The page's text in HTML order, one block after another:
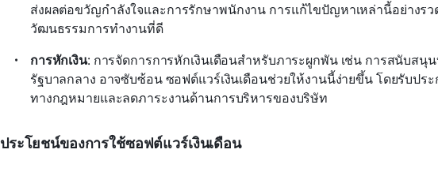
ส่งผลต่อขวัญกำลังใจและการรักษาพนักงาน การแก้ไขปัญหาเหล่านี้อย่างรว
วัฒนธรรมการทำงานที่ดี
การหักเงิน: การจัดการการหักเงินเดือนสำหรับภาระผูกพัน เช่น การสนับสนุ
รัฐบาลกลาง อาจซับซ้อน ซอฟต์แวร์เงินเดือนช่วยให้งานนี้ง่ายขึ้น โดยรับป
ทางกฎหมายและลดภาระงานด้านการบริหารของบริษัท
ประโยชน์ของการใช้ซอฟต์แวร์เงินเดือน